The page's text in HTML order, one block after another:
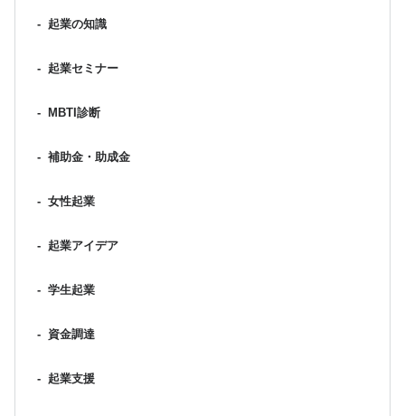
- 起業の知識
- 起業セミナー
- MBTI診断
- 補助金・助成金
- 女性起業
- 起業アイデア
- 学生起業
- 資金調達
- 起業支援